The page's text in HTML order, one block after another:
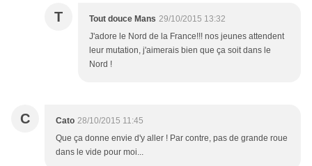
T Tout douce Mans 29/10/2015 13:32
J'adore le Nord de la France!!! nos jeunes attendent
leur mutation, j'aimerais bien que ça soit dans le
Nord !
C Cato 28/10/2015 11:45
Que ça donne envie d'y aller ! Par contre, pas de grande roue
dans le vide pour moi...